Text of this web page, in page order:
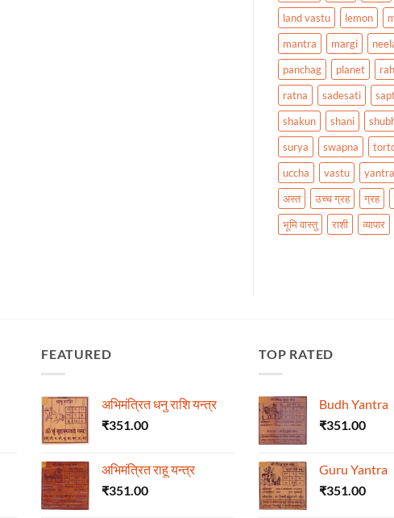
land vastu
lemon
mantra
margi
panchag
planet
ratna
sadesati
shakun
shani
surya
swapna
uccha
vastu yantra
अस्त
उच्च ग्रह ग्रह
भूमि वास्तु
राशी व्यापार
FEATURED
अभिमंत्रित धनु राशि यन्त्र
₹351.00
अभिमंत्रित राहू यन्त्र
₹351.00
TOP RATED
Budh Yantra
₹351.00
Guru Yantra
₹351.00